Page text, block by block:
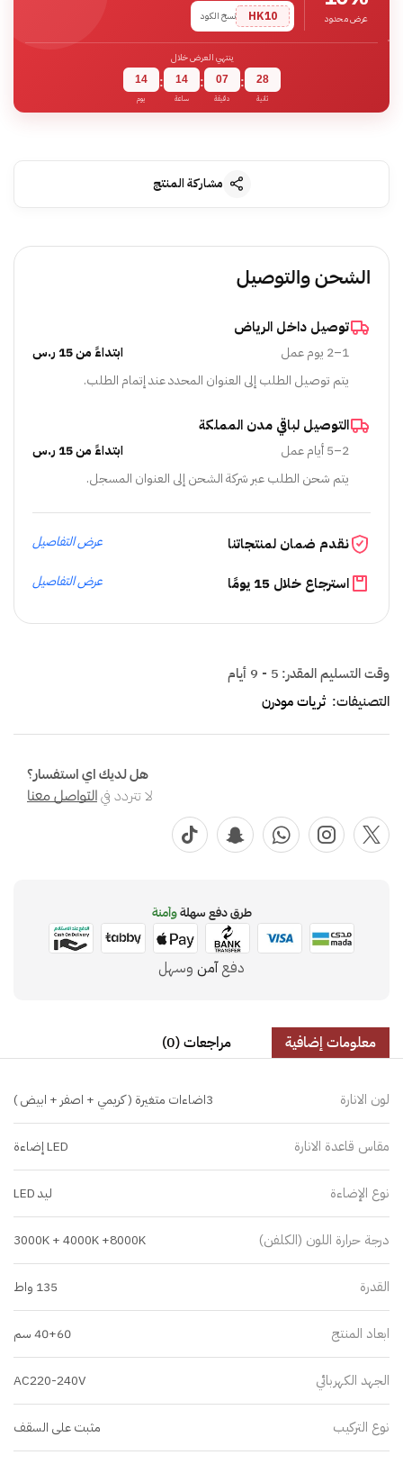
عرض محدود
HK10
نسخ الكود
ينتهي العرض خلال
14
يوم
: 14
ساعة
: 07
دقيقة
: 27
ثانية
مشاركة المنتج
الشحن والتوصيل
توصيل داخل الرياض
1–2 يوم عمل
ابتداءً من 15 ر.س
يتم توصيل الطلب إلى العنوان المحدد عند إتمام الطلب.
التوصيل لباقي مدن المملكة
2–5 أيام عمل
ابتداءً من 15 ر.س
يتم شحن الطلب عبر شركة الشحن إلى العنوان المسجل.
نقدم ضمان لمنتجاتنا عرض التفاصيل
استرجاع خلال 15 يومًا عرض التفاصيل
وقت التسليم المقدر: 5 - 9 أيام
التصنيفات: ثريات مودرن
هل لديك اي استفسار؟
لا تتردد فيالتواصل معنا
طرق دفع سهلةوآمنة
دفعآمن وسهل
معلومات إضافية مراجعات (0)
لون الانارة 3اضاءات متغيرة ( كريمي + اصفر + ابيض )
مقاس قاعدة الانارة LED إضاءة
نوع الإضاءة ليد LED
درجة حرارة اللون (الكلفن) 3000K + 4000K +8000K
القدرة 135 واط
ابعاد المنتج 40+60 سم
الجهد الكهربائي AC220-240V
نوع التركيب مثبت على السقف